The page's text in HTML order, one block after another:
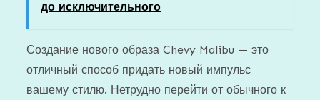
до исключительного
Создание нового образа Chevy Malibu — это
отличный способ придать новый импульс
вашему стилю. Нетрудно перейти от обычного к